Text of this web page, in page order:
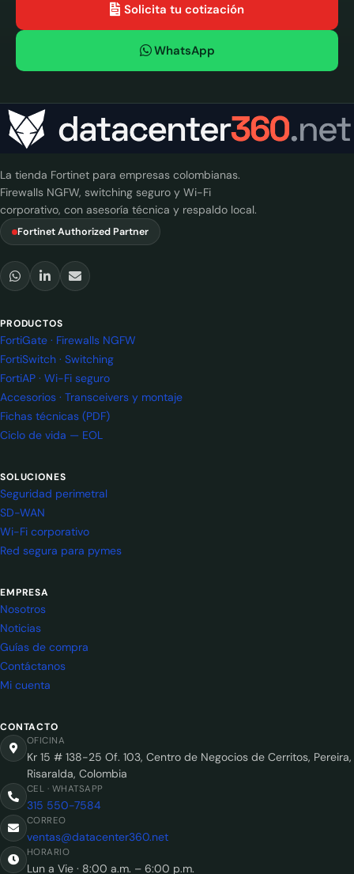
Solicita tu cotización
WhatsApp
La tienda Fortinet para empresas colombianas.
Firewalls NGFW, switching seguro y Wi-Fi
corporativo, con asesoría técnica y respaldo local.
Fortinet Authorized Partner
PRODUCTOS
FortiGate · Firewalls NGFW
FortiSwitch · Switching
FortiAP · Wi-Fi seguro
Accesorios · Transceivers y montaje
Fichas técnicas (PDF)
Ciclo de vida — EOL
SOLUCIONES
Seguridad perimetral
SD-WAN
Wi-Fi corporativo
Red segura para pymes
EMPRESA
Nosotros
Noticias
Guías de compra
Contáctanos
Mi cuenta
CONTACTO
OFICINA
Kr 15 # 138-25 Of. 103, Centro de Negocios de Cerritos, Pereira,
Risaralda, Colombia
CEL · WHATSAPP
315 550-7584
CORREO
ventas@datacenter360.net
HORARIO
Lun a Vie · 8:00 a.m. – 6:00 p.m.